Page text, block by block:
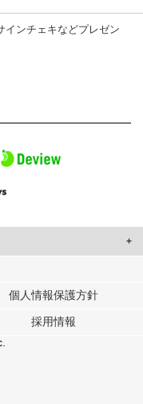
インチェキなどプレゼン
わせたコンテンツや広告の
提供しています。
ーに提供した他の情報や、
に収集した他の情報を組み
個人情報保護方針
採用情報